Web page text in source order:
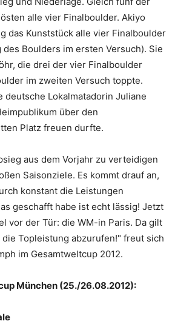
alle vier Finalboulder. Akiyo
das Kunststück alle vier Finalboulder
Boulders im ersten Versuch). Sie
die drei der vier Finalboulder
im zweiten Versuch toppte.
deutsche Lokalmatadorin Juliane
über den
Platz freuen durfte.
aus dem Vorjahr zu verteidigen
Saisonziele. Es kommt drauf an,
konstant die Leistungen
geschafft habe ist echt lässig! Jetzt
vor der Tür: die WM-in Paris. Da gilt
Topleistung abzurufen!" freut sich
im Gesamtweltcup 2012.
München (25./26.08.2012):